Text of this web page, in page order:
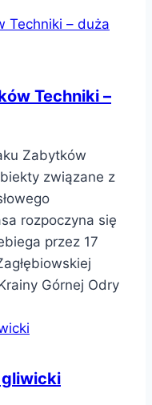
Techniki –
Zabytków
związane z
rozpoczyna się
przez 17
Górnej Odry
gliwicki